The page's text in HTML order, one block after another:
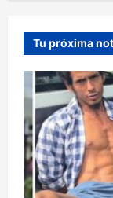
Tu próxima